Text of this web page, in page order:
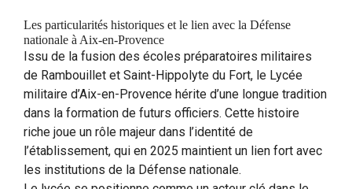
Les particularités historiques et le lien avec la Défense
nationale à Aix-en-Provence
Issu de la fusion des écoles préparatoires militaires
de Rambouillet et Saint-Hippolyte du Fort, le Lycée
militaire d’Aix-en-Provence hérite d’une longue tradition
dans la formation de futurs officiers. Cette histoire
riche joue un rôle majeur dans l’identité de
l’établissement, qui en 2025 maintient un lien fort avec
les institutions de la Défense nationale.